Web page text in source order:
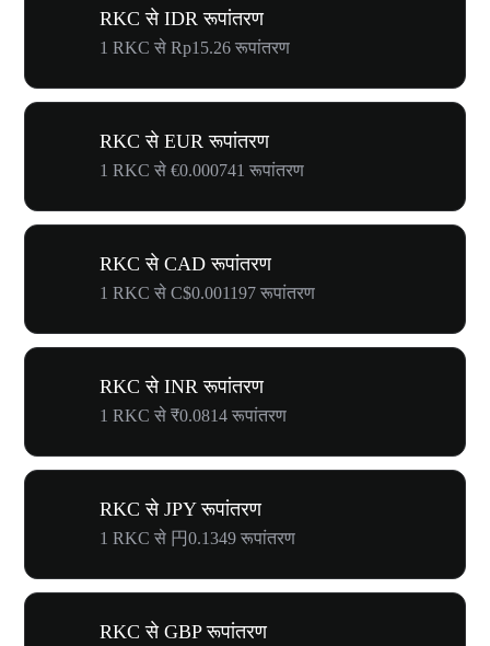
RKC से IDR रूपांतरण
1 RKC से Rp15.26 रूपांतरण
RKC से EUR रूपांतरण
1 RKC से €0.000741 रूपांतरण
RKC से CAD रूपांतरण
1 RKC से C$0.001197 रूपांतरण
RKC से INR रूपांतरण
1 RKC से ₹0.0814 रूपांतरण
RKC से JPY रूपांतरण
1 RKC से 円0.1349 रूपांतरण
RKC से GBP रूपांतरण